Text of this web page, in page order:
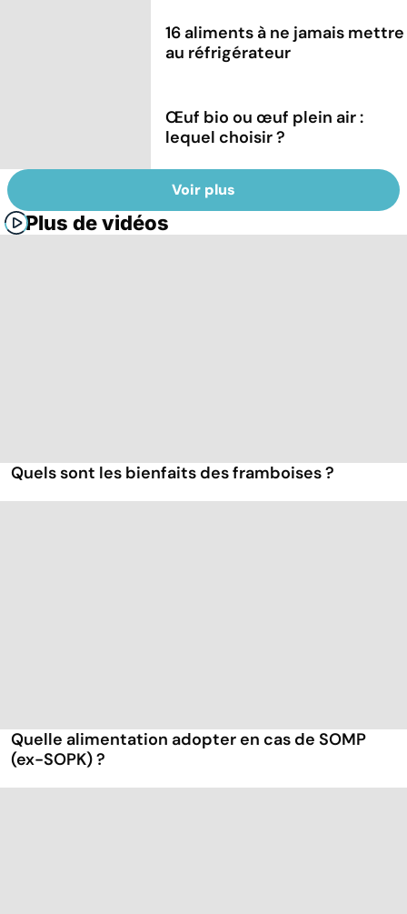
16 aliments à ne jamais mettre
au réfrigérateur
Œuf bio ou œuf plein air :
lequel choisir ?
Voir plus
Plus de vidéos
Quels sont les bienfaits des framboises ?
Quelle alimentation adopter en cas de SOMP
(ex-SOPK) ?